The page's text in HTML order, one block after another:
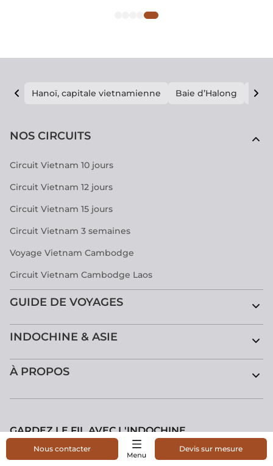
battus, et la Thaïlande, le "pays du sourire", se distingue
Nous contacter Devis sur mesure
Hanoï, capitale vietnamienne Baie d’Halong E
NOS CIRCUITS
Circuit Vietnam 10 jours
Circuit Vietnam 12 jours
Circuit Vietnam 15 jours
Circuit Vietnam 3 semaines
Voyage Vietnam Cambodge
Circuit Vietnam Cambodge Laos
GUIDE DE VOYAGES
INDOCHINE & ASIE
À PROPOS
GARDEZ LE FIL AVEC L'INDOCHINE
Inscription